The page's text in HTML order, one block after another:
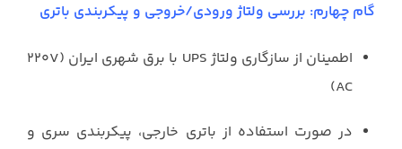
گام چهارم: بررسی ولتاژ ورودی/خروجی و پیکربندی باتری
اطمینان از سازگاری ولتاژ UPS با برق شهری ایران (۲۲۰V
AC)
در صورت استفاده از باتری خارجی، پیکربندی سری و